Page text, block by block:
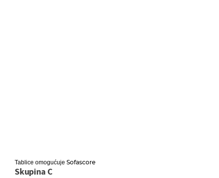
Tablice omogućuje Sofascore
Skupina C